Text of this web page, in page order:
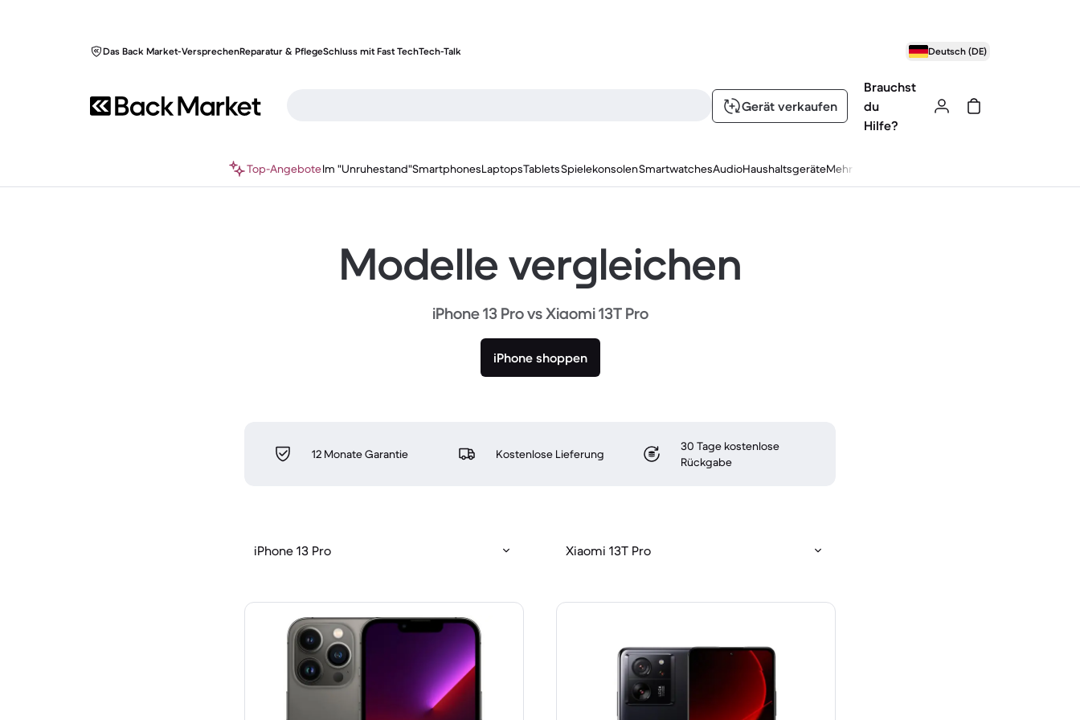
Das Back Market-VersprechenReparatur & PflegeSchluss mit Fast TechTech-Talk Deutsch (DE)
Gerät verkaufen
Brauchst
du
Hilfe?
Top-AngeboteIm "Unruhestand"SmartphonesLaptopsTabletsSpielekonsolenSmartwatchesAudioHaushaltsgeräteMehr
Modelle vergleichen
iPhone 13 Pro vs Xiaomi 13T Pro
iPhone shoppen
12 Monate Garantie Kostenlose Lieferung
30 Tage kostenlose
Rückgabe
iPhone 13 Pro Xiaomi 13T Pro